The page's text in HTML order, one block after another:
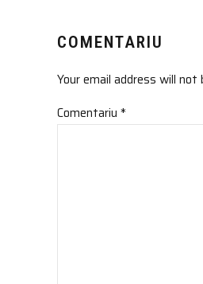
COMENTARIU
Your email address will not
Comentariu *